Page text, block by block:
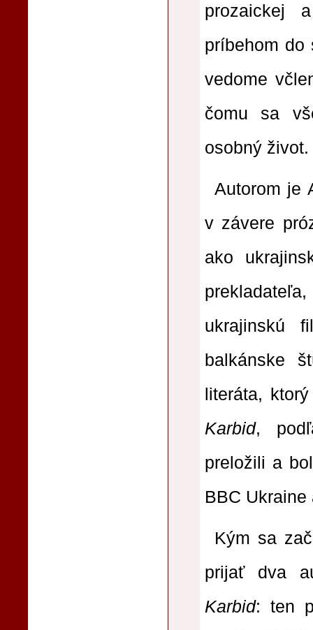
prozaickej
príbehom do
vedome
čomu sa
osobný život.
Autorom je
v závere
ako
ukrajinskú
balkánske
literáta,
Karbid,
preložili a
BBC
Kým sa
prijať dva
Karbid: ten